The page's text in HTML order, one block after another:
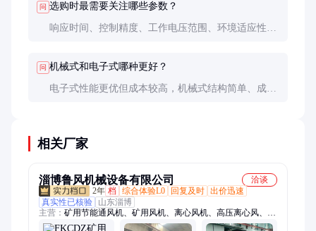
问 选购时最需要关注哪些参数？
响应时间、控制精度、工作电压范围、环境适应性及
问 机械式和电子式哪种更好？
电子式性能更优但成本较高，机械式结构简单、成本
相关厂家
淄博鲁风机械设备有限公司
洽谈
2年 档 综合体验L0 回复及时 出价迅速
真实性已核验
山东淄博
主营： 矿用节能通风机、矿用风机、离心风机、高压离心风、锅
炉引风机、局扇风机、主扇风机、矿用局扇风机、矿山主扇风